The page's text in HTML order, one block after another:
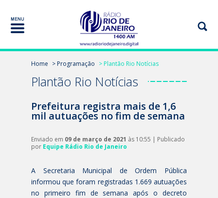
Home > Programação > Plantão Rio Notícias
Plantão Rio Notícias
Prefeitura registra mais de 1,6
mil autuações no fim de semana
Enviado em 09 de março de 2021 às 10:55 | Publicado
por Equipe Rádio Rio de Janeiro
A Secretaria Municipal de Ordem Pública
informou que foram registradas 1.669 autuações
no primeiro fim de semana após o decreto